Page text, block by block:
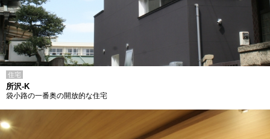
住宅
所沢-K
袋小路の一番奥の開放的な住宅